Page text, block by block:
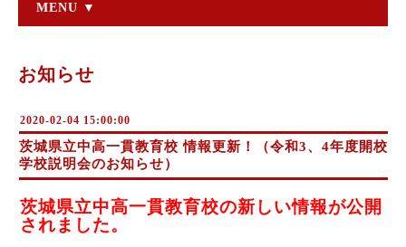
MENU ▼
お知らせ
2020-02-04 15:00:00
茨城県立中高一貫教育校 情報更新！（令和3、4年度開校
学校説明会のお知らせ）
茨城県立中高一貫教育校の新しい情報が公開
されました。